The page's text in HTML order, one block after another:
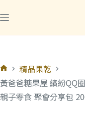
精品果乾
黃爸爸糖果屋 繽紛QQ
親子零食 聚會分享包